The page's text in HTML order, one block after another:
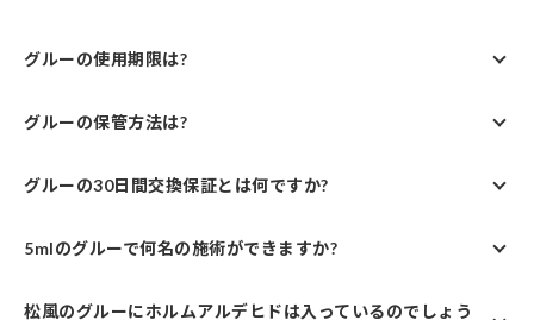
グルーの使用期限は?
グルーの保管方法は?
グルーの30日間交換保証とは何ですか?
5mlのグルーで何名の施術ができますか?
松風のグルーにホルムアルデヒドは入っているのでしょう